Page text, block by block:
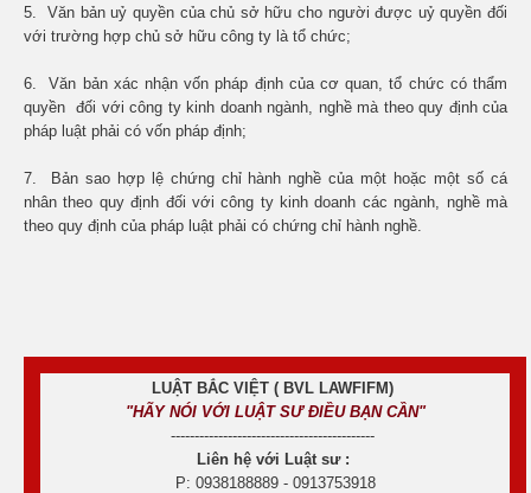
5. Văn bản uỷ quyền của chủ sở hữu cho người được uỷ quyền đối
với trường hợp chủ sở hữu công ty là tổ chức;
6. Văn bản xác nhận vốn pháp định của cơ quan, tổ chức có thẩm
quyền đối với công ty kinh doanh ngành, nghề mà theo quy định của
pháp luật phải có vốn pháp định;
7. Bản sao hợp lệ chứng chỉ hành nghề của một hoặc một số cá
nhân theo quy định đối với công ty kinh doanh các ngành, nghề mà
theo quy định của pháp luật phải có chứng chỉ hành nghề.
LUẬT BẮC VIỆT ( BVL LAWFIFM)
"HÃY NÓI VỚI LUẬT SƯ ĐIỀU BẠN CẦN"
-------------------------------------------
Liên hệ với Luật sư :
P: 0938188889 - 0913753918